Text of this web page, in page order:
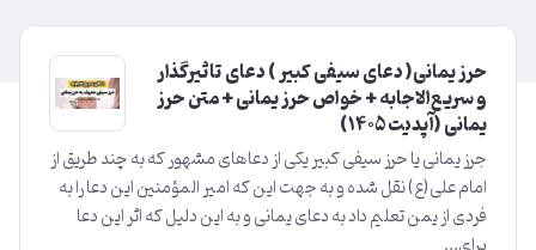
حرز یمانی( دعای سیفی کبیر ) دعای تاثیرگذار
و سریع‌الاجابه + خواص حرز یمانی + متن حرز
یمانی (آپدیت ۱۴۰5)
حِرز یمانی یا حرز سیفی کبیر یکی از دعاهای مشهور که به چند طریق از
امام علی(ع) نقل شده و به جهت این که امیر المؤمنین این دعا را به
فردی از یمن تعلیم داد به دعای یمانی و به این دلیل که اثر این دعا